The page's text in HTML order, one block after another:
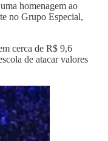
homenagem ao
no Grupo Especial,
cerca de R$ 9,6
de atacar valores